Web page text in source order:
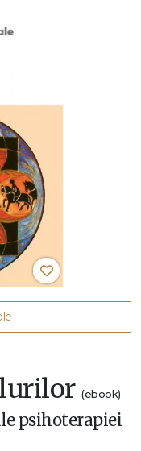
(ebook)
psihoterapiei